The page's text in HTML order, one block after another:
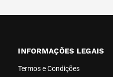
INFORMAÇÕES LEGAIS
Termos e Condições